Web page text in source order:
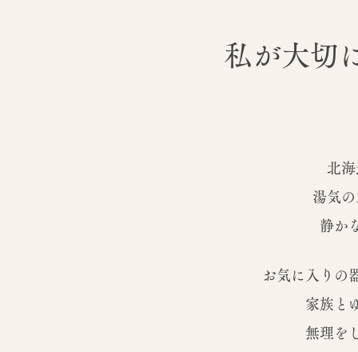
私が大切
北
湯気
静か
お気に入りの
家族と
無理を